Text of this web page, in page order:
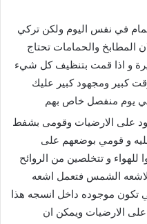
في نفس اليوم ولكن تركي
المطابخ والحمامات تحتاج
و اذا قمت بتنظيف كل شيء
كبير ومجهود كبير عليك
يوم منفصل خاص بهم
على الارضيات وقومى بشفط
عليه و قومي بوضعهم على
للهواء و تتخلصين من الروائح
الشمس فتعمل اشعه
تكون موجوده داخل انسجه هذا
على الارضيات ويمكن ان